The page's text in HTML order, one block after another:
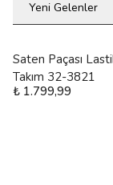
Yeni Gelenler
Saten Paçası
Takım 32-3821
₺ 1.799,99